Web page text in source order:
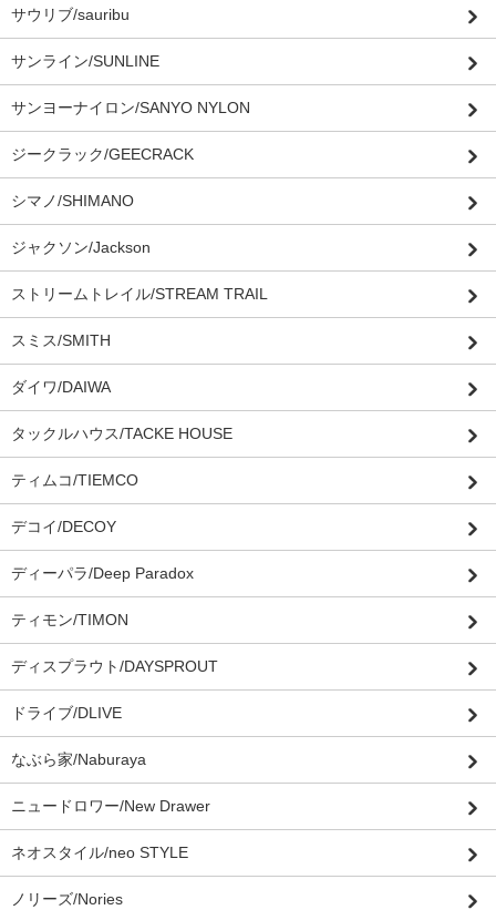
サウリブ/sauribu
サンライン/SUNLINE
サンヨーナイロン/SANYO NYLON
ジークラック/GEECRACK
シマノ/SHIMANO
ジャクソン/Jackson
ストリームトレイル/STREAM TRAIL
スミス/SMITH
ダイワ/DAIWA
タックルハウス/TACKE HOUSE
ティムコ/TIEMCO
デコイ/DECOY
ディーパラ/Deep Paradox
ティモン/TIMON
ディスプラウト/DAYSPROUT
ドライブ/DLIVE
なぶら家/Naburaya
ニュードロワー/New Drawer
ネオスタイル/neo STYLE
ノリーズ/Nories